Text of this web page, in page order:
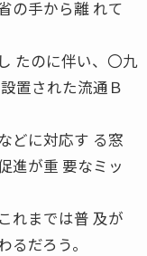
の手から離 れて
たのに伴い、〇九
置された流通Ｂ
どに対応す る窓
進が重 要なミッ
れまでは普 及が
だろう。